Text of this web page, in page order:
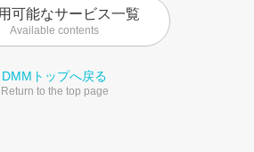
可能なサービス一覧
Available contents
DMMトップへ戻る
Return to the top page